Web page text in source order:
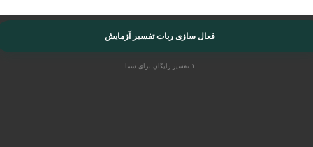
فعال سازی ربات تفسیر آزمایش
۱ تفسیر رایگان برای شما